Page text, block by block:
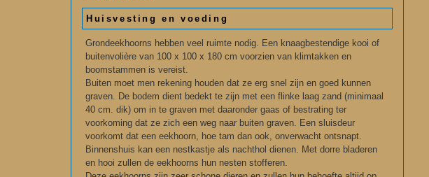
Huisvesting en voeding
Grondeekhoorns hebben veel ruimte nodig. Een knaagbestendige kooi of
buitenvolière van 100 x 100 x 180 cm voorzien van klimtakken en
boomstammen is vereist.
Buiten moet men rekening houden dat ze erg snel zijn en goed kunnen
graven. De bodem dient bedekt te zijn met een flinke laag zand (minimaal
40 cm. dik) om in te graven met daaronder gaas of bestrating ter
voorkoming dat ze zich een weg naar buiten graven. Een sluisdeur
voorkomt dat een eekhoorn, hoe tam dan ook, onverwacht ontsnapt.
Binnenshuis kan een nestkastje als nachthol dienen. Met dorre bladeren
en hooi zullen de eekhoorns hun nesten stofferen.